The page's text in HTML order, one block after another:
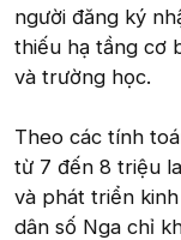
người đăng ký
thiếu hạ tầng cơ
và trường học.
Theo các tính
từ 7 đến 8 triệu
và phát triển
dân số Nga chỉ